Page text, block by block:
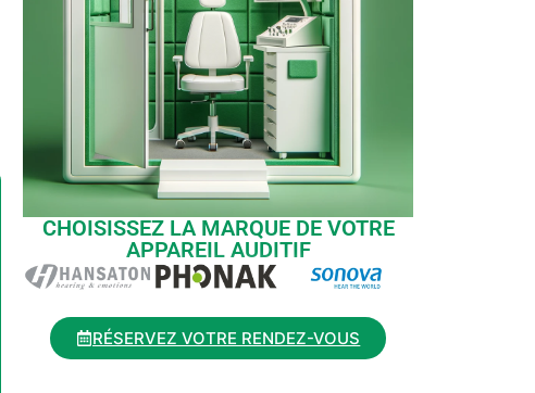
CHOISISSEZ LA MARQUE DE VOTRE
APPAREIL AUDITIF
RÉSERVEZ VOTRE RENDEZ-VOUS